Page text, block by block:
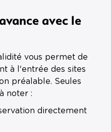
avec le
vous permet de
à l'entrée des sites
préalable. Seules
noter :
directement